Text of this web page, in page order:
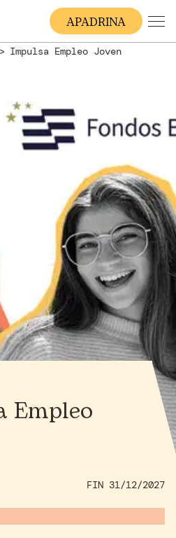
APADRINA
Impulsa Empleo Joven
Empleo
FIN 31/12/2027